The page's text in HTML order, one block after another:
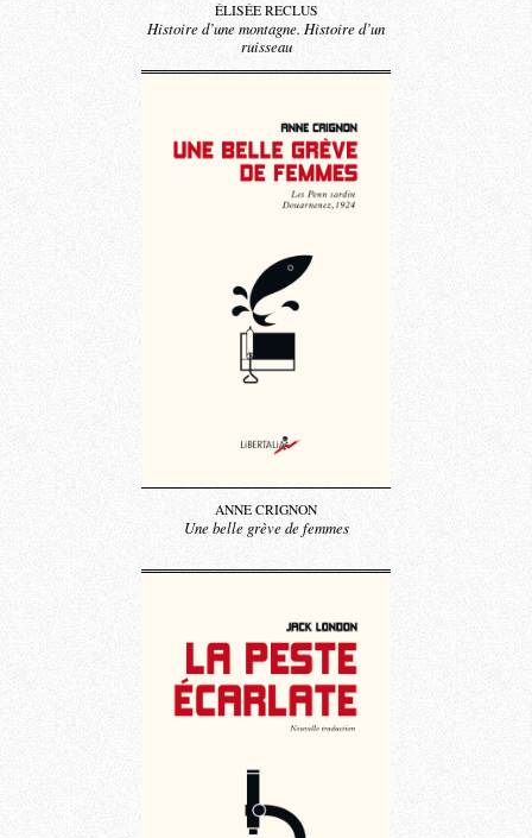
ÉLISÉE RECLUS
Histoire d’une montagne. Histoire d’un
ruisseau
ANNE CRIGNON
Une belle grève de femmes